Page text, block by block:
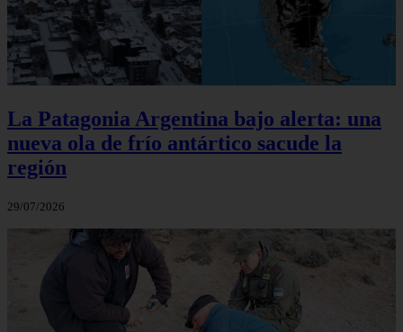
La Patagonia Argentina bajo alerta: una
nueva ola de frío antártico sacude la
región
29/07/2026